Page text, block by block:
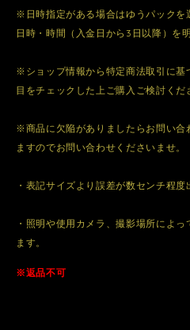
※日時指定がある場合はゆうパックを
日時・時間（入金日から3日以降）を
※ショップ情報から特定商法取引に基
目をチェックした上ご購入ご検討くだ
※商品に欠陥がありましたらお問い合
ますのでお問い合わせくださいませ。
・表記サイズより誤差が数センチ程度
・照明や使用カメラ、撮影場所によ
ます。
※返品不可